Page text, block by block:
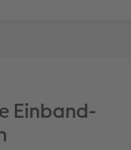
Einband-